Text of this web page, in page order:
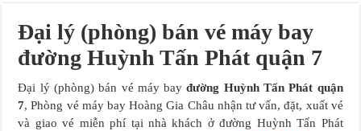
Đại lý (phòng) bán vé máy bay
đường Huỳnh Tấn Phát quận 7
Đại lý (phòng) bán vé máy bayđường Huỳnh Tấn Phát quận
7, Phòng vé máy bay Hoàng Gia Châu nhận tư vấn, đặt, xuất vé
và giao vé miễn phí tại nhà khách ở đường Huỳnh Tấn Phát